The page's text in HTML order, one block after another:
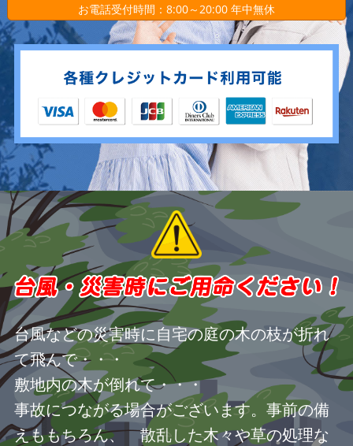
お電話受付時間：8:00～20:00 年中無休
台風などの災害時に自宅の庭の木の枝が折れ
て飛んで・・・
敷地内の木が倒れて・・・
事故につながる場合がございます。事前の備
えももちろん、 散乱した木々や草の処理な